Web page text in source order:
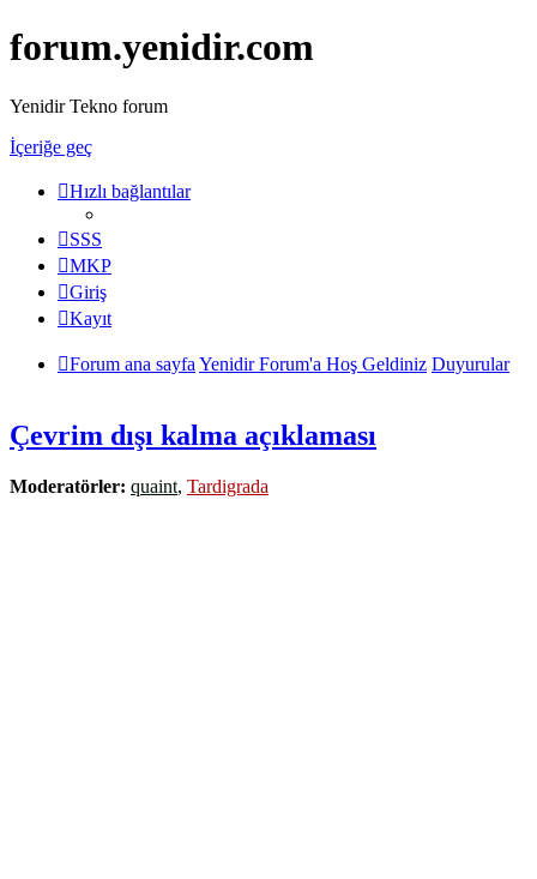
forum.yenidir.com
Yenidir Tekno forum
İçeriğe geç
Hızlı bağlantılar
SSS
MKP
Giriş
Kayıt
Forum ana sayfa Yenidir Forum'a Hoş Geldiniz Duyurular
Çevrim dışı kalma açıklaması
Moderatörler: quaint, Tardigrada